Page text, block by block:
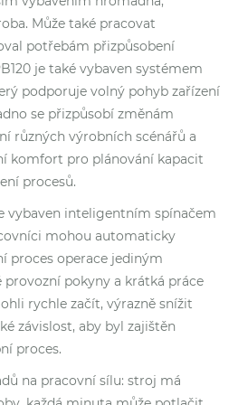
Může také pracovat
potřebám přizpůsobení
je také vybaven systémem
podporuje volný pohyb zařízení
se přizpůsobí změnám
různých výrobních scénářů a
komfort pro plánování kapacit
procesů.
vybaven inteligentním spínačem
mohou automaticky
proces operace jediným
pokyny a krátká práce
rychle začít, výrazně snížit
závislost, aby byl zajištěn
proces.
na pracovní sílu: stroj má